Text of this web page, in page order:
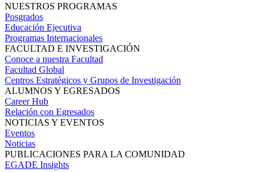
NUESTROS PROGRAMAS
Posgrados
Educación Ejecutiva
Programas Internacionales
FACULTAD E INVESTIGACIÓN
Conoce a nuestra Facultad
Facultad Global
Centros Estratégicos y Grupos de Investigación
ALUMNOS Y EGRESADOS
Career Hub
Relación con Egresados
NOTICIAS Y EVENTOS
Eventos
Noticias
PUBLICACIONES PARA LA COMUNIDAD
EGADE Insights